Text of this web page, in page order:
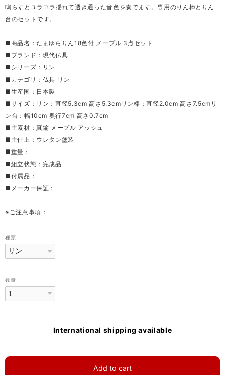
鳴らすとユラユラ揺れて透き通った音色を奏でます。専用のりん棒とりん
台のセットです。
■商品名：たまゆらりん18色付 メープル 3点セット
■ブランド：現代仏具
■シリーズ：リン
■カテゴリ：仏具 リン
■生産国：日本製
■サイズ：リン：直径5.3cm 高さ5.3cmリン棒：直径2.0cm 高さ7.5cmリ
ン台：幅10cm 奥行7cm 高さ0.7cm
■主素材：真鍮 メープル アッシュ
■主仕上：ウレタン塗装
■重量：
■組立状態：完成品
■付属品：
■メーカー保証：
※ご注意事項：
種類
数量
International shipping available
Add to cart